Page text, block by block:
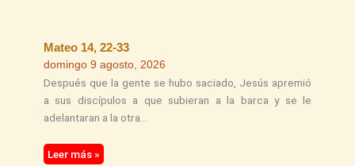
Mateo 14, 22-33
domingo 9 agosto, 2026
Después que la gente se hubo saciado, Jesús apremió
a sus discípulos a que subieran a la barca y se le
adelantaran a la otra
Leer más »